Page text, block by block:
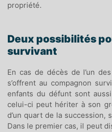
propriété.
Deux possibilités
survivant
En cas de décès de l’un
s’offrent au compagnon
enfants du défunt sont
celui-ci peut hériter à son
d’un quart de la succession,
Dans le premier cas, il peut